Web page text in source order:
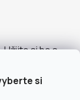
si
Užijte si ho s